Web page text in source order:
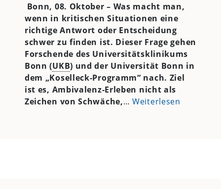
Bonn, 08. Oktober – Was macht man,
wenn in kritischen Situationen eine
richtige Antwort oder Entscheidung
schwer zu finden ist. Dieser Frage gehen
Forschende des Universitätsklinikums
Bonn (UKB) und der Universität Bonn in
dem „Koselleck-Programm“ nach. Ziel
ist es, Ambivalenz-Erleben nicht als
Zeichen von Schwäche,…Weiterlesen